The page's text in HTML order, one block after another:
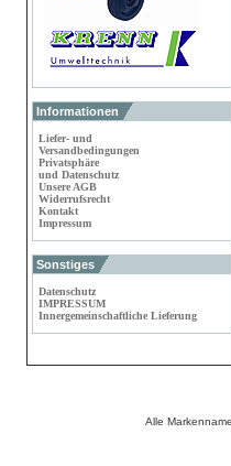
Informationen
Liefer- und
Versandbedingungen
Privatsphäre
und Datenschutz
Unsere AGB
Widerrufsrecht
Kontakt
Impressum
Sonstiges
Datenschutz
IMPRESSUM
Innergemeinschaftliche Lieferung
Alle